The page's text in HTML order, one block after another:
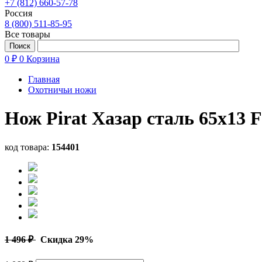
+7 (812) 660-57-78
Россия
8 (800) 511-85-95
Все товары
0 ₽ 0 Корзина
Главная
Охотничьи ножи
Нож Pirat Хазар сталь 65х13
код товара: 154401
1 496 ₽ Скидка 29%